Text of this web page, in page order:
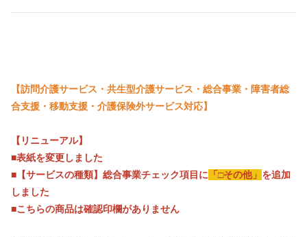
【訪問介護サービス・共生型介護サービス・総合事業・障害者総
合支援・移動支援・介護保険外サービス対応】
【リニューアル】
■表紙を変更しました
■【サービスの種類】総合事業チェック項目に 「□その他」 を追加
しました
■こちらの商品は確認印欄がありません